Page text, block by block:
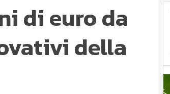
di euro da
della